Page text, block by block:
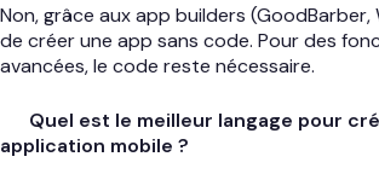
Non, grâce aux app builders (GoodBarber,
de créer une app sans code. Pour des
avancées, le code reste nécessaire.
Quel est le meilleur langage pour
application mobile ?